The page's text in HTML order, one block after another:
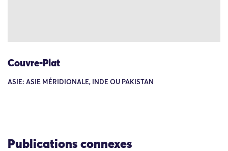
Couvre-Plat
ASIE: ASIE MÉRIDIONALE, INDE OU PAKISTAN
Publications connexes